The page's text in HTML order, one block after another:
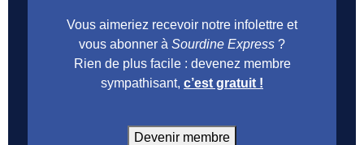
Vous aimeriez recevoir notre infolettre et
vous abonner à Sourdine Express ?
Rien de plus facile : devenez membre
sympathisant, c’est gratuit !
Devenir membre